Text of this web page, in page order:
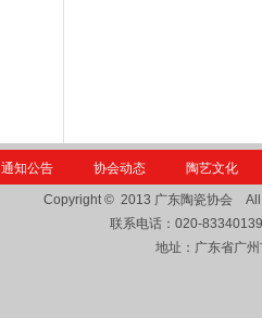
通知公告 协会动态 陶艺文化
Copyright © 2013 广东陶瓷协会
联系电话： 020-
地址：广东省广